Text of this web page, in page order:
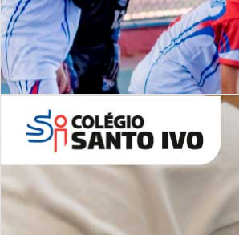
Desafios | Saiba mais